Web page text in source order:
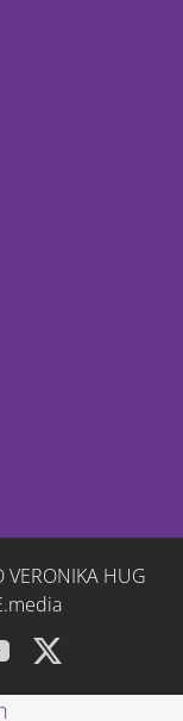
VERONIKA HUG
X